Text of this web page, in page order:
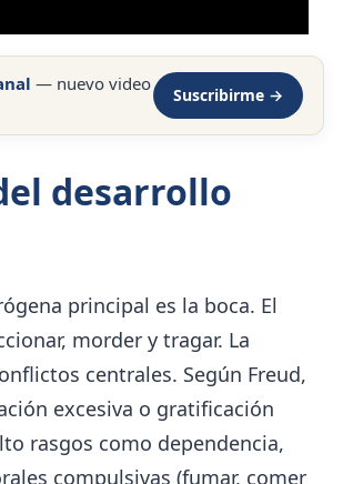
— nuevo video
Suscribirme →
desarrollo
principal es la boca. El
morder y tragar. La
centrales. Según Freud,
excesiva o gratificación
rasgos como dependencia,
compulsivas (fumar, comer